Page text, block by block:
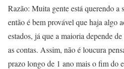
Razão: Muita gente está querendo a
então é bem provável que haja algo
estados, já que a maioria depende
as contas. Assim, não é loucura
prazo longo de 1 ano mais o fim do